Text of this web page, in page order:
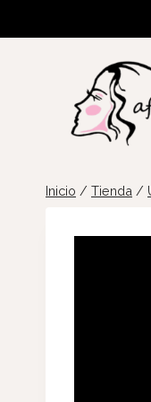
Inicio / Tienda /